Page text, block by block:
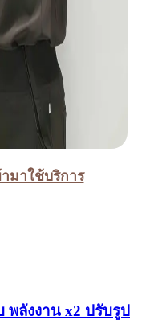
มาใช้บริการ
พลังงาน x2 ปรับรูป